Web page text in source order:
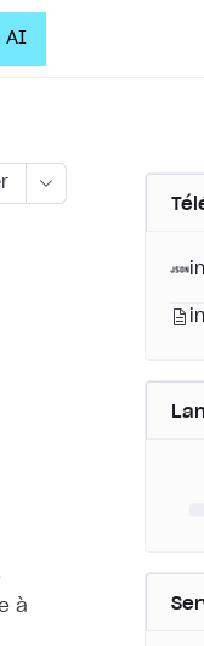
AI
à